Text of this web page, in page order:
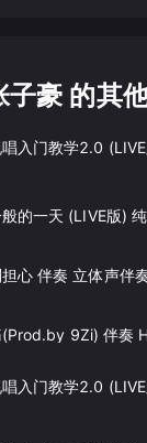
豪 的其
入门教学2.0
的一天 (LIVE版)
心 伴奏 立体声伴
9Zi) 伴奏
入门教学2.0